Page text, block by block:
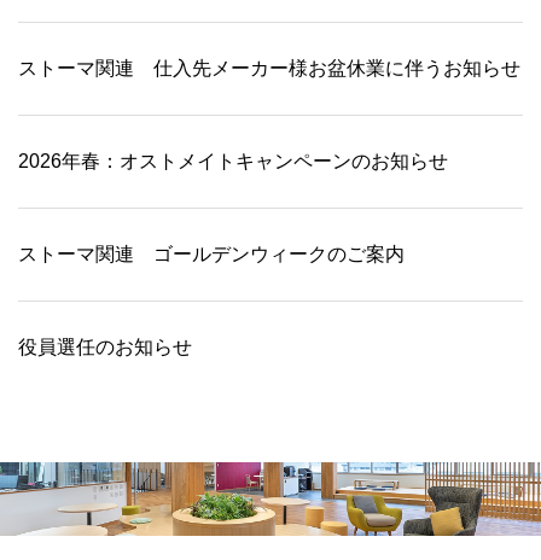
ストーマ関連 仕入先メーカー様お盆休業に伴うお知らせ
2026年春：オストメイトキャンペーンのお知らせ
ストーマ関連 ゴールデンウィークのご案内
役員選任のお知らせ